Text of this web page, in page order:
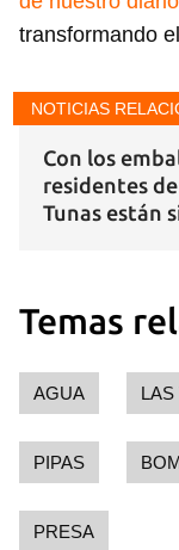
transformando
NOTICIAS
Con los
residentes
Tunas están
Temas
AGUA LAS
PIPAS
PRESA